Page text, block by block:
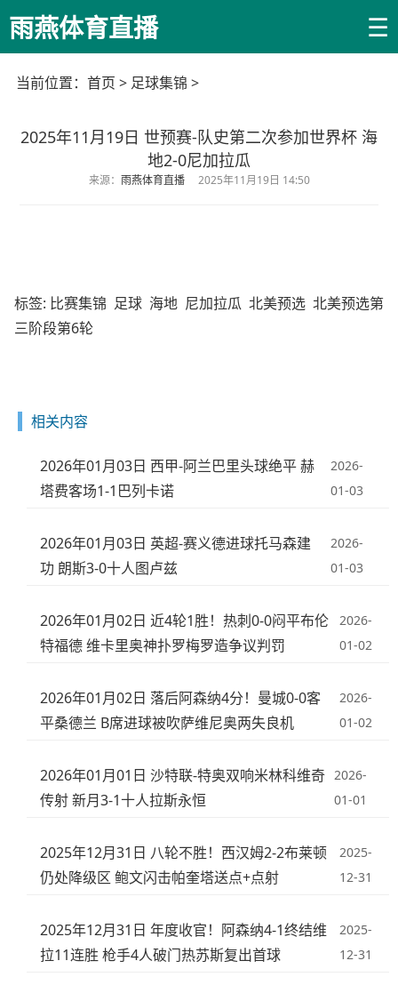
雨燕体育直播 ☰
当前位置： 首页 > 足球集锦 >
2025年11月19日 世预赛-队史第二次参加世界杯 海
地2-0尼加拉瓜
来源： 雨燕体育直播 2025年11月19日 14:50
标签: 比赛集锦 足球 海地 尼加拉瓜 北美预选 北美预选第
三阶段第6轮
相关内容
2026年01月03日 西甲-阿兰巴里头球绝平 赫
塔费客场1-1巴列卡诺
2026-
01-03
2026年01月03日 英超-赛义德进球托马森建
功 朗斯3-0十人图卢兹
2026-
01-03
2026年01月02日 近4轮1胜！热刺0-0闷平布伦
特福德 维卡里奥神扑罗梅罗造争议判罚
2026-
01-02
2026年01月02日 落后阿森纳4分！曼城0-0客
平桑德兰 B席进球被吹萨维尼奥两失良机
2026-
01-02
2026年01月01日 沙特联-特奥双响米林科维奇
传射 新月3-1十人拉斯永恒
2026-
01-01
2025年12月31日 八轮不胜！西汉姆2-2布莱顿
仍处降级区 鲍文闪击帕奎塔送点+点射
2025-
12-31
2025年12月31日 年度收官！阿森纳4-1终结维
拉11连胜 枪手4人破门热苏斯复出首球
2025-
12-31